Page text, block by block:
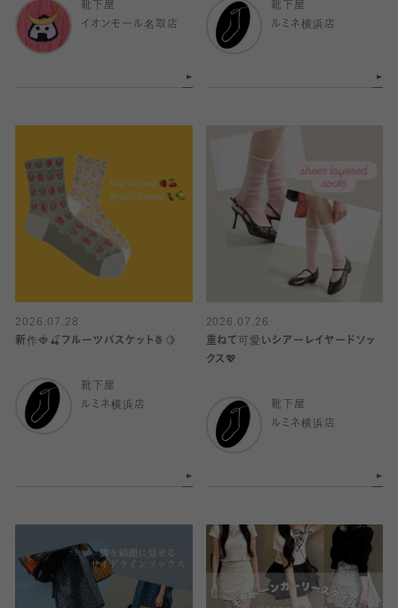
靴下屋
イオンモール名取店
靴下屋
ルミネ横浜店
2026.07.28
新作🍓🍒フルーツバスケット🍍🍋
靴下屋
ルミネ横浜店
2026.07.26
重ねて可愛いシアーレイヤードソッ
クス💖
靴下屋
ルミネ横浜店